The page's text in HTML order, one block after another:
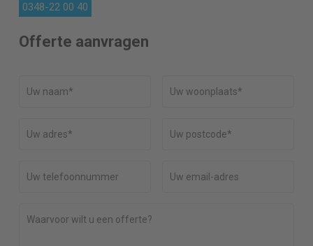
0348-22 00 40
Offerte aanvragen